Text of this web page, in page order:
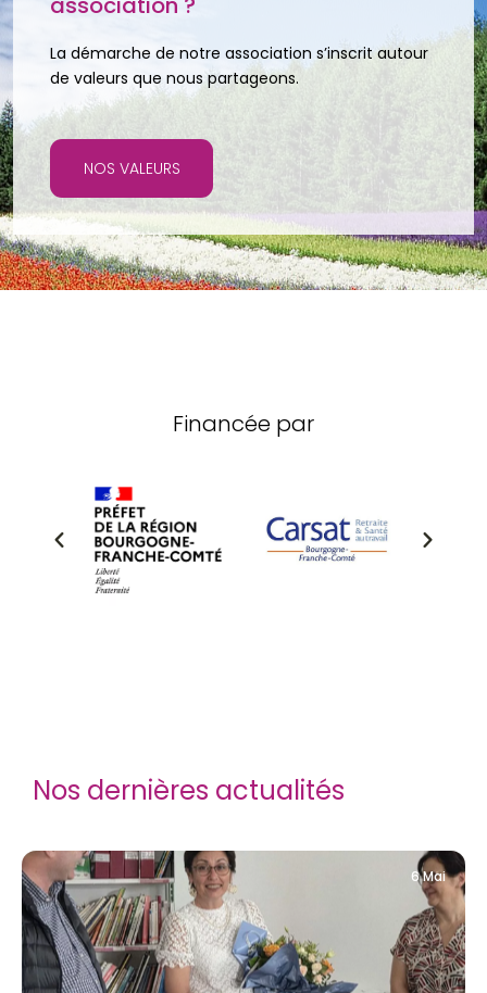
La démarche de notre association s’inscrit autour
de valeurs que nous partageons.
NOS VALEURS
Financée par
Nos dernières actualités
6 Mai